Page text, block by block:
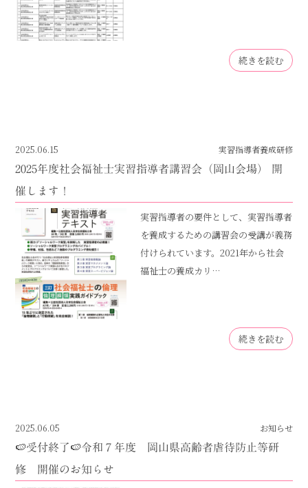
続きを読む
2025.06.15 実習指導者養成研修
2025年度社会福祉士実習指導者講習会（岡山会場） 開
催します！
実習指導者の要件として、実習指導者
を養成するための講習会の受講が義務
付けられています。2021年から社会
福祉士の養成カリ…
続きを読む
2025.06.05 お知らせ
🍉受付終了🍉令和７年度 岡山県高齢者虐待防止等研
修 開催のお知らせ